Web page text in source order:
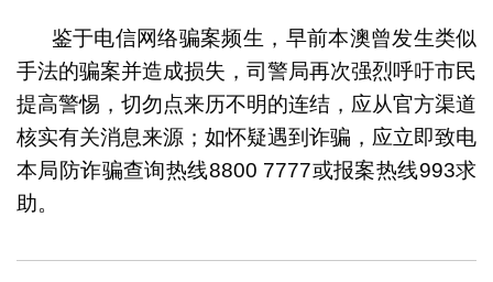
鉴于电信网络骗案频生，早前本澳曾发生类似
手法的骗案并造成损失，司警局再次强烈呼吁市民
提高警惕，切勿点来历不明的连结，应从官方渠道
核实有关消息来源；如怀疑遇到诈骗，应立即致电
本局防诈骗查询热线8800 7777或报案热线993求
助。